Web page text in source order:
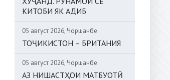
КИТОБИ ЯК АДИБ
05 август 2026, Чоршанбе
ТОҶИКИСТОН – БРИТАНИЯ
05 август 2026, Чоршанбе
АЗ НИШАСТҲОИ МАТБУОТӢ